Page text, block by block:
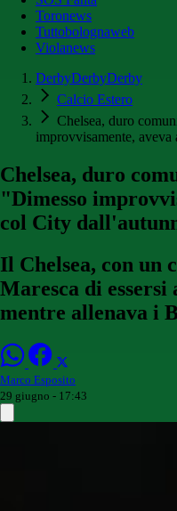
Toronews
Tuttobolognaweb
Violanews
DerbyDerbyDerby
Calcio Estero
Chelsea, duro
improvvisamente,
Chelsea, duro
"Dimesso
col City
Il Chelsea, con un
Maresca di
mentre allenava i
Marco Esposito
29 giugno - 17:43